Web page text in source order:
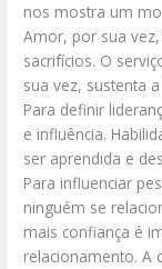
nos mostra um
Amor, por sua
sacrifícios. O
sua vez, sustenta
Para definir
e influência.
ser aprendida e
Para influenciar
ninguém se
mais confiança é
relacionamento. A